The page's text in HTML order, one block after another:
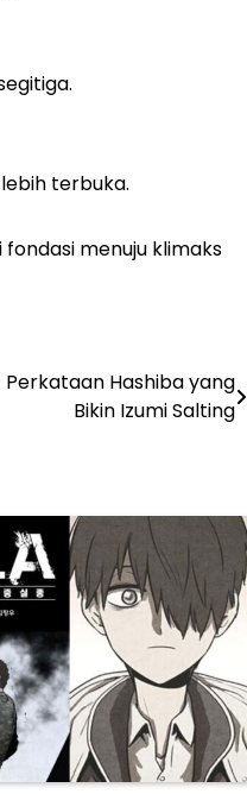
terbuka.
menuju klimaks
Perkataan Hashiba yang
Bikin Izumi Salting